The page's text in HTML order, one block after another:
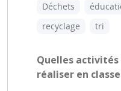
Déchets
recyclage
tri
Quelles
réaliser en